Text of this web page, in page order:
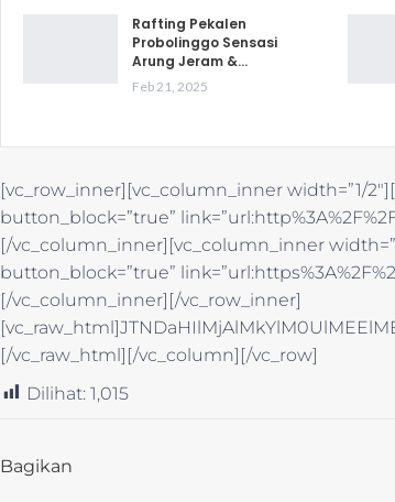
Rafting Pekalen
Probolinggo Sensasi
Arung Jeram &…
Feb 21, 2025
[vc_row_inner][vc_column_inner width=”1/
button_block=”true”
[/vc_column_inner][vc_column_inner
button_block=”true”
[/vc_column_inner][/vc_row_inner]
[/vc_raw_html][/vc_column][/vc_row]
Dilihat: 1,015
Bagikan